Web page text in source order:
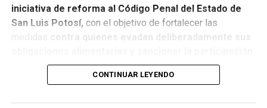
iniciativa de reforma al Código Penal del Estado de
San Luis Potosí, con el objetivo de fortalecer las
contra quienes evadan deliberadamente sus
de terceras personasque colaboren para impedir su
CONTINUAR LEYENDO